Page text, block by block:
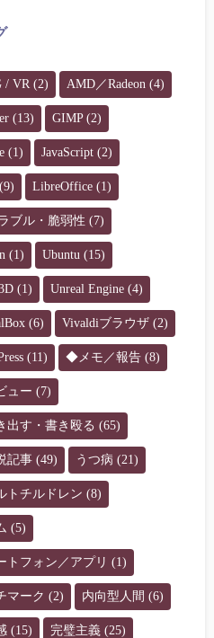
/ VR (2) AMD／Radeon (4)
(13) GIMP(2)
(1) JavaScript (2)
(9) LibreOffice (1)
ブル・脆弱性 (7)
(1) Ubuntu (15)
(1) Unreal Engine (4)
(6) Vivaldiブラウザ (2)
(11) ◆メモ／報告 (8)
ュー (7)
す・書き殴る (65)
記事 (49) うつ病 (21)
トチルドレン (8)
(5)
トフォン／アプリ (1)
マーク (2) 内向型人間 (6)
(15) 完璧主義 (25)